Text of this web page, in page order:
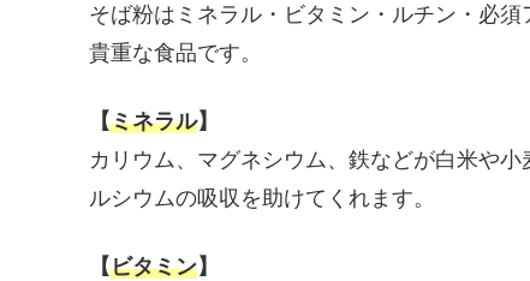
そば粉はミネラル・ビタミン・ルチン・必
貴重な食品です。
【ミネラル】
カリウム、マグネシウム、鉄などが白米や
ルシウムの吸収を助けてくれます。
【ビタミン】